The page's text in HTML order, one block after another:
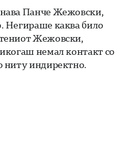
Панче Жежовски,
Негираше каква било
Жежовски,
немал контакт со
ниту индиректно.